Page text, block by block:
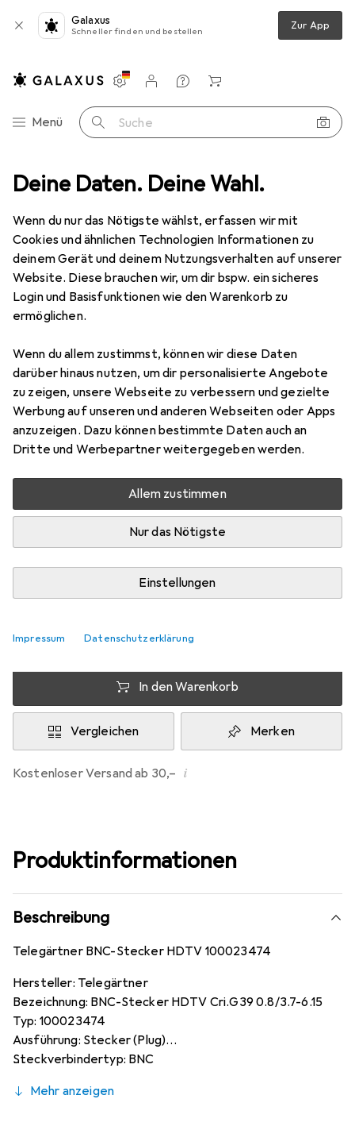
Deine Daten. Deine Wahl.
Wenn du nur das Nötigste wählst, erfassen wir mit
Cookies und ähnlichen Technologien Informationen zu
deinem Gerät und deinem Nutzungsverhalten auf unserer
Website. Diese brauchen wir, um dir bspw. ein sicheres
Login und Basisfunktionen wie den Warenkorb zu
ermöglichen.
Wenn du allem zustimmst, können wir diese Daten
darüber hinaus nutzen, um dir personalisierte Angebote
zu zeigen, unsere Webseite zu verbessern und gezielte
Werbung auf unseren und anderen Webseiten oder Apps
anzuzeigen. Dazu können bestimmte Daten auch an
Dritte und Werbepartner weitergegeben werden.
Allem zustimmen
Nur das Nötigste
Einstellungen
Impressum Datenschutzerklärung
Galaxus
Schneller finden und bestellen Zur App
Navigation nach Kategorien
Menü Suche
Einstellungen
Kundenkonto
Vergleichslisten
Merklisten
Warenkorb
Ohm, crimp/crimp, HDTV = 30 dB / 3 GHz, Professional, G39 (0.8/3.
2 Bilder
TelegärtnerBNC-Kabelstecker HDTV
Crimp G39 75 Ohm, crimp/crimp,
HDTV = 30 dB / 3 GHz, Professional,
G39 (0.8/3.
Antennenkabel
Preis in EUR inkl. MwSt.
EUR
14,26
23,70
Zwischen Mi, 12.8. und Di, 18.8. geliefert
Lieferort angeben für genaue Lieferzeit
In den Warenkorb
Vergleichen Merken
Kostenloser Versand ab 30,– i
Produktinformationen
Beschreibung
Telegärtner BNC-Stecker HDTV 100023474
Hersteller: Telegärtner
Bezeichnung: BNC-Stecker HDTV Cri.G39 0.8/3.7-6.15
Typ: 100023474
Ausführung: Stecker (Plug)
Steckverbindertyp: BNC
Kontaktausführung: männlich (male)
Mehr anzeigen